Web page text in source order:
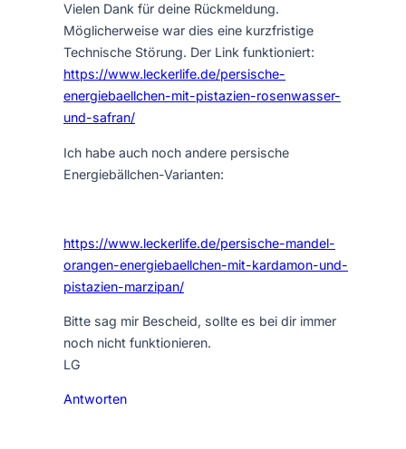
Vielen Dank für deine Rückmeldung.
Möglicherweise war dies eine kurzfristige
Technische Störung. Der Link funktioniert:
https://www.leckerlife.de/persische-
energiebaellchen-mit-pistazien-rosenwasser-
und-safran/
Ich habe auch noch andere persische
Energiebällchen-Varianten:
https://www.leckerlife.de/persische-mandel-
orangen-energiebaellchen-mit-kardamon-und-
pistazien-marzipan/
Bitte sag mir Bescheid, sollte es bei dir immer
noch nicht funktionieren.
LG
Antworten